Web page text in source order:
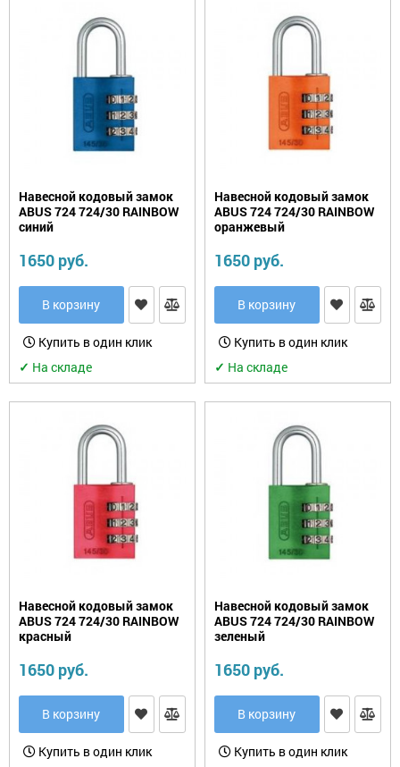
Навесной кодовый замок
ABUS 724 724/30 RAINBOW
синий
1650 руб.
В корзину
Купить в один клик
✓ На складе
Навесной кодовый замок
ABUS 724 724/30 RAINBOW
оранжевый
1650 руб.
В корзину
Купить в один клик
✓ На складе
Навесной кодовый замок
ABUS 724 724/30 RAINBOW
красный
1650 руб.
В корзину
Купить в один клик
Навесной кодовый замок
ABUS 724 724/30 RAINBOW
зеленый
1650 руб.
В корзину
Купить в один клик